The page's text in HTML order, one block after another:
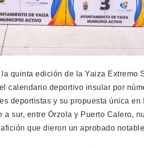
quinta edición de la Yaiza Extremo
calendario deportivo insular por
deportistas y su propuesta única
sur, entre Órzola y Puerto Calero,
que dieron un aprobado